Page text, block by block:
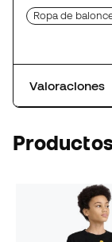
Ropa de
Valoraciones